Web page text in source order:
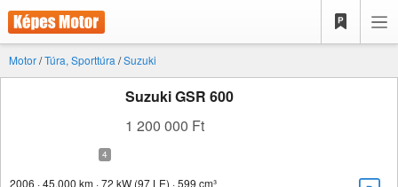
Motor/Túra, Sporttúra /Suzuki
Suzuki GSR 600
1 200 000 Ft
2006 · 45.000 km · 72 kW (97 LE) · 599 cm³